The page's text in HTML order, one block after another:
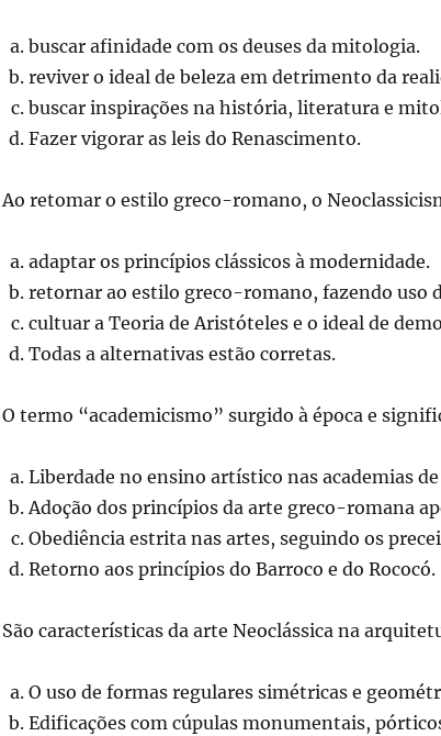
buscar afinidade com os deuses da mitologia.
reviver o ideal de beleza em detrimento da
buscar inspirações na história, literatura e
Fazer vigorar as leis do Renascimento.
Ao retomar o estilo greco-romano, o
adaptar os princípios clássicos à modernidade.
retornar ao estilo greco-romano, fazendo uso
cultuar a Teoria de Aristóteles e o ideal de
Todas a alternativas estão corretas.
O termo “academicismo” surgido à época e
Liberdade no ensino artístico nas academias
Adoção dos princípios da arte greco-romana
Obediência estrita nas artes, seguindo os
Retorno aos princípios do Barroco e do Rococó.
São características da arte Neoclássica na
O uso de formas regulares simétricas e
Edificações com cúpulas monumentais,